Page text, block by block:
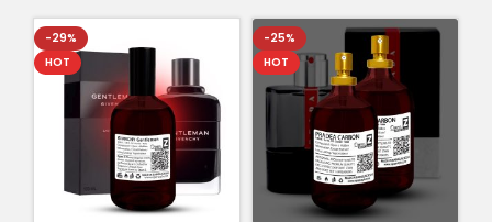
-29%
HOT
-25%
HOT